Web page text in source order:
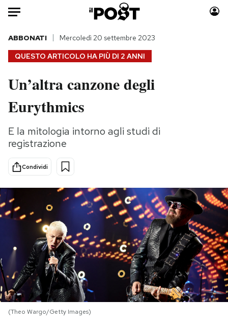
Auto
HOME
Italia
Politica
Tecnologia
Internet
Scienza
Cultura
Economia
Sport
Moda
Storie/Idee
Altrecose
Mondiali calcio 2026
PODCAST
NEWSLETTER
I MIEI PREFERITI
QUESTO ARTICOLO HA PIÙ DI 2 ANNI
ABBONATI Mercoledì 20 settembre 2023
Un’altra canzone degli
Eurythmics
E la mitologia intorno agli studi di
registrazione
Condividi
(Theo Wargo/Getty Images)